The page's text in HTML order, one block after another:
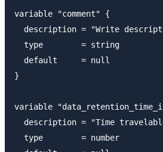
variable "comment" {
description = "Write
  type        = string
  default     = null
}
variable
description = "Time
  type        = number